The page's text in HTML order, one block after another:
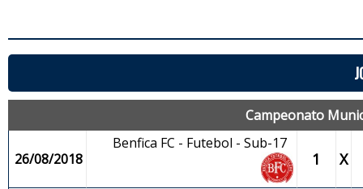
Campeonato
26/08/2018
Benfica FC - Futebol - Sub-17
1 X